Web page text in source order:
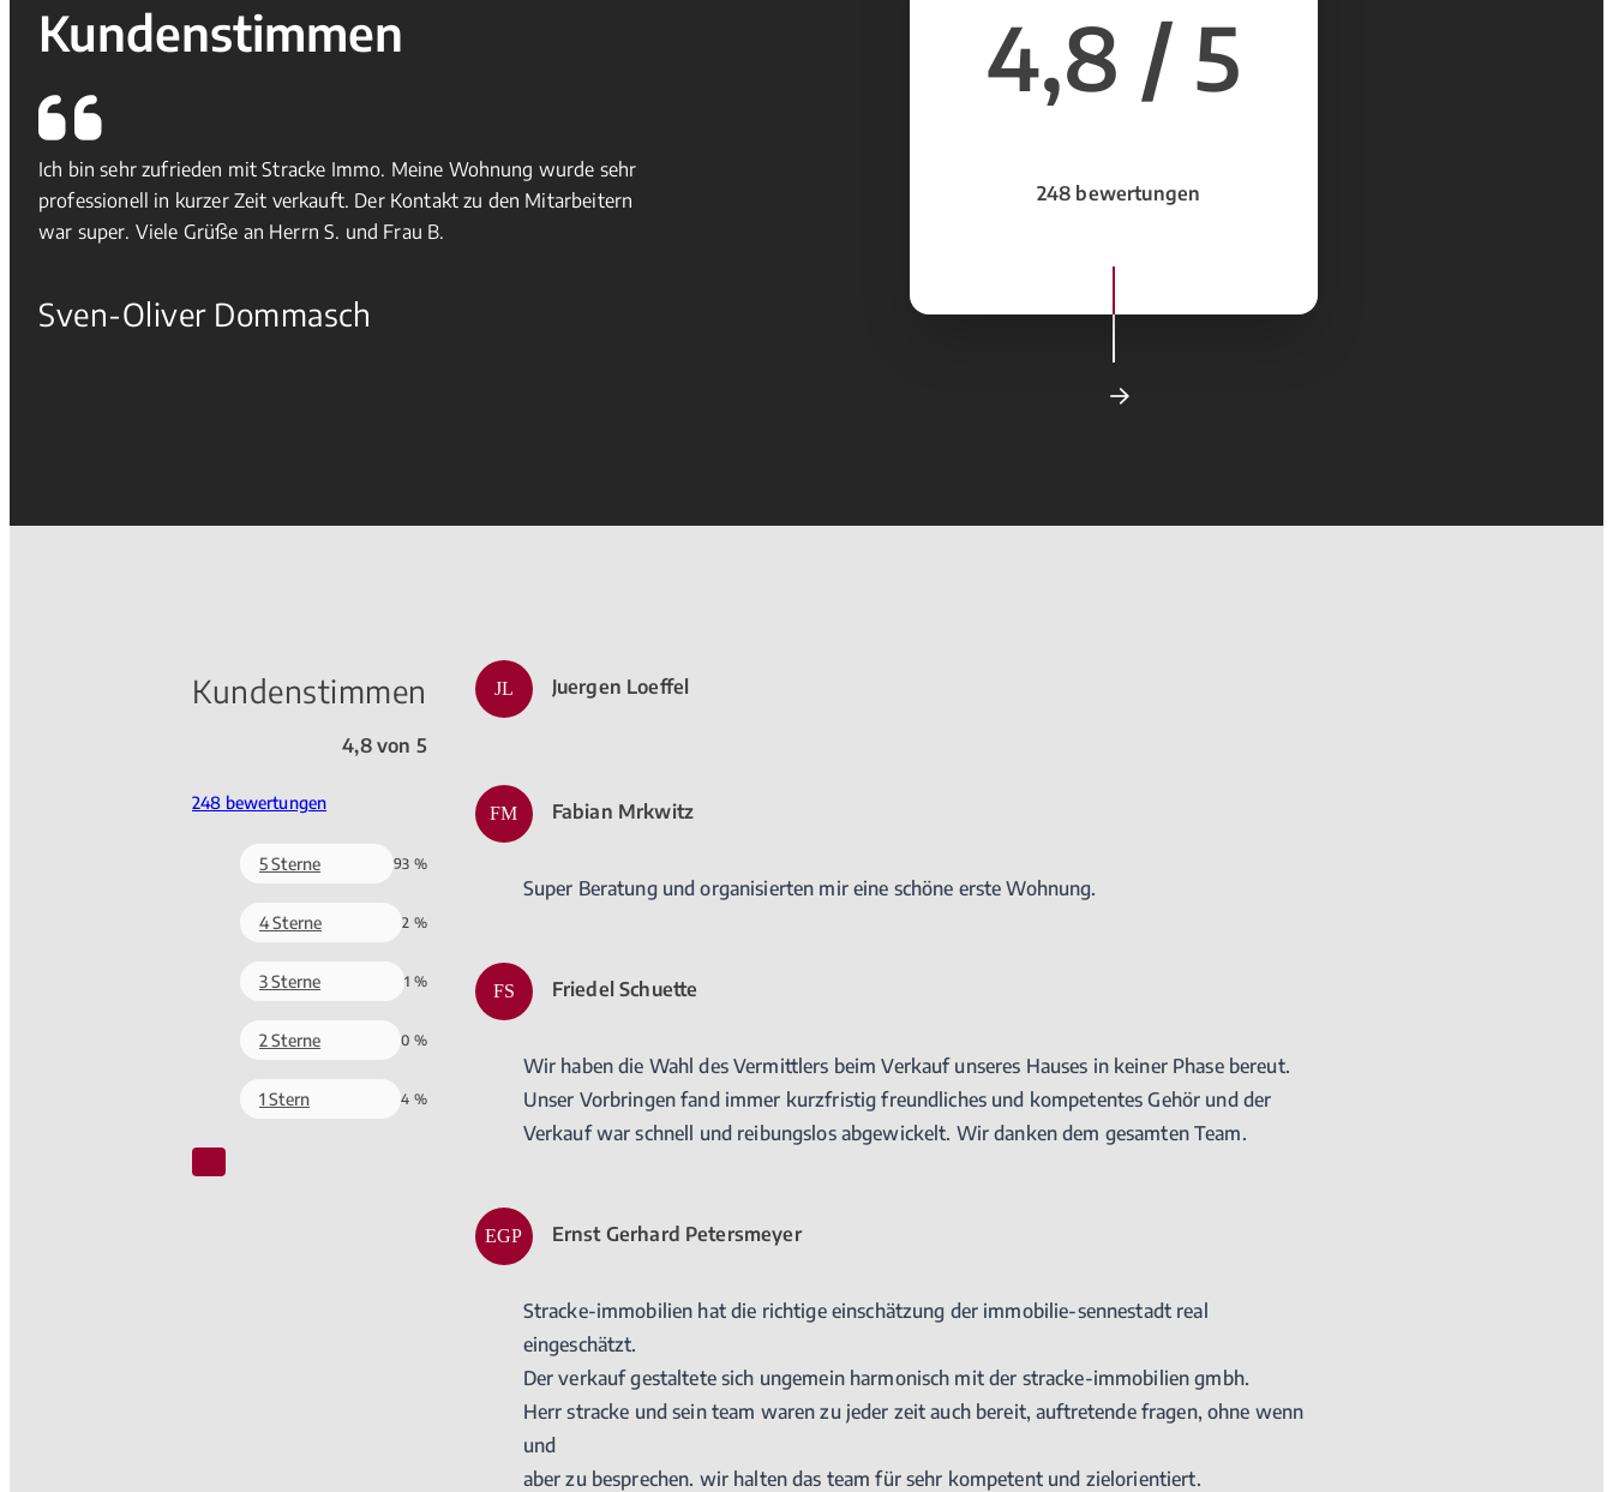
Kundenstimmen
Ich bin sehr zufrieden mit Stracke Immo. Meine Wohnung wurde sehr
professionell in kurzer Zeit verkauft. Der Kontakt zu den Mitarbeitern
war super. Viele Grüße an Herrn S. und Frau B.
Sven-Oliver Dommasch
4,8 / 5
248 bewertungen
Kundenstimmen
4,8 von 5
248 bewertungen
5 Sterne 93 %
4 Sterne 2 %
3 Sterne 1 %
2 Sterne 0 %
1 Stern 4 %
JL Juergen Loeffel
FM Fabian Mrkwitz
Super Beratung und organisierten mir eine schöne erste Wohnung.
FS Friedel Schuette
Wir haben die Wahl des Vermittlers beim Verkauf unseres Hauses in keiner Phase bereut.
Unser Vorbringen fand immer kurzfristig freundliches und kompetentes Gehör und der
Verkauf war schnell und reibungslos abgewickelt. Wir danken dem gesamten Team.
EGP Ernst Gerhard Petersmeyer
Stracke-immobilien hat die richtige einschätzung der immobilie-sennestadt real
eingeschätzt.
Der verkauf gestaltete sich ungemein harmonisch mit der stracke-immobilien gmbh.
Herr stracke und sein team waren zu jeder zeit auch bereit, auftretende fragen, ohne wenn
und
aber zu besprechen. wir halten das team für sehr kompetent und zielorientiert.